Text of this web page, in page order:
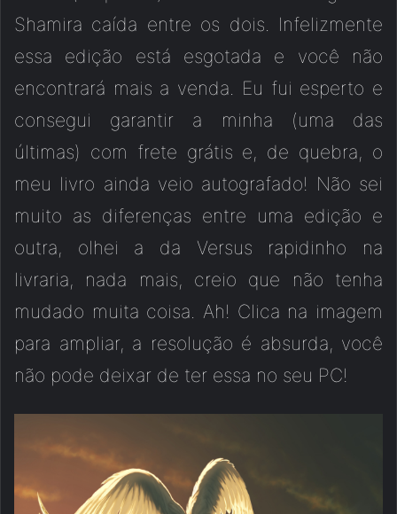
Shamira caída entre os dois. Infelizmente
essa edição está esgotada e você não
encontrará mais a venda. Eu fui esperto e
consegui garantir a minha (uma das
últimas) com frete grátis e, de quebra, o
meu livro ainda veio autografado! Não sei
muito as diferenças entre uma edição e
outra, olhei a da Versus rapidinho na
livraria, nada mais, creio que não tenha
mudado muita coisa. Ah! Clica na imagem
para ampliar, a resolução é absurda, você
não pode deixar de ter essa no seu PC!